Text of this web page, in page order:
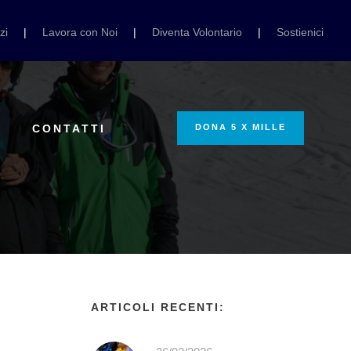
| Lavora con Noi | Diventa Volontario | Sostienici
CONTATTI DONA 5 X MILLE
ARTICOLI RECENTI: